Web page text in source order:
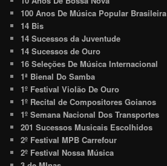
100 Anos De Música Popular Brasileira
14 Bis
14 Sucessos da Juventude
14 Sucessos de Ouro
16 Seleções De Música Internacional
1ª Bienal Do Samba
1º Festival Violão De Ouro
1º Recital de Compositores Goianos
1º Semana Nacional Dos Transportes
201 Sucessos Musicais Escolhidos
2º Festival MPB Carrefour
2º Festival Nossa Música